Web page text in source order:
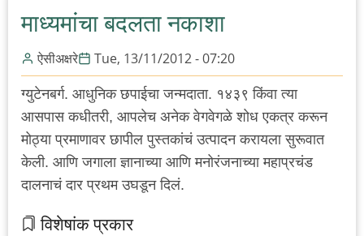
काही
उगवून
आलेले
माध्यमांचा बदलता नकाशा
ऐसीअक्षरे Tue, 13/11/2012 - 07:20
ग्युटेनबर्ग. आधुनिक छपाईचा जन्मदाता. १४३९ किंवा त्या
आसपास कधीतरी, आपलेच अनेक वेगवेगळे शोध एकत्र करून
मोठ्या प्रमाणावर छापील पुस्तकांचं उत्पादन करायला सुरूवात
केली. आणि जगाला ज्ञानाच्या आणि मनोरंजनाच्या महाप्रचंड
दालनाचं दार प्रथम उघडून दिलं.
विशेषांक प्रकार